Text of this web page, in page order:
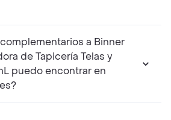
a Binner
de Tapicería Telas y
puedo encontrar en